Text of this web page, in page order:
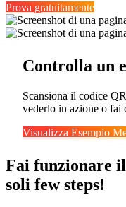
Prova gratuitamente
Controlla un
Scansiona il codice
vederlo in azione o fai
Visualizza Esempio
Fai funzionare
soli few steps!